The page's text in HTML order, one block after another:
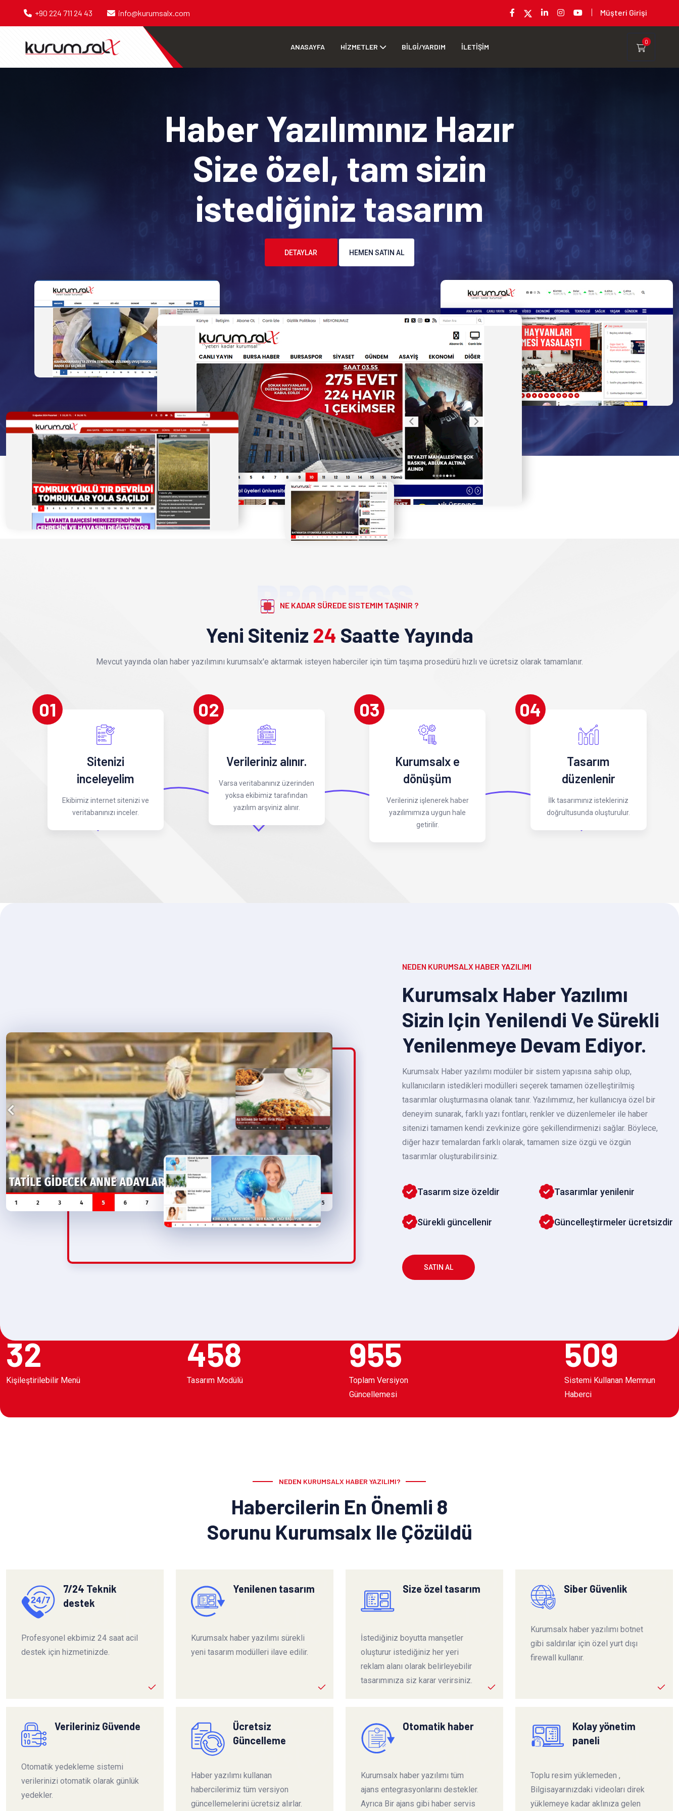
+90 224 711 24 43 info@kurumsalx.com Müşteri Girişi
ANASAYFA HİZMETLER BİLGİ/YARDIM İLETİŞİM
0
Haber Yazılımınız Hazır
Size özel, tam sizin
istediğiniz tasarım
DETAYLAR HEMEN SATIN AL
PROCESS
NE KADAR SÜREDE SISTEMIM TAŞINIR ?
Yeni Siteniz 24 Saatte Yayında
Mevcut yayında olan haber yazılımını kurumsalx'e aktarmak isteyen haberciler için tüm taşıma prosedürü hızlı ve ücretsiz olarak tamamlanır.
01
Sitenizi
inceleyelim
Ekibimiz internet sitenizi ve
veritabanınızı inceler.
02
Verileriniz alınır.
Varsa veritabanınız üzerinden
yoksa ekibimiz tarafından
yazılım arşviniz alınır.
03
Kurumsalx e
dönüşüm
Verileriniz işlenerek haber
yazılımımıza uygun hale
getirilir.
04
Tasarım
düzenlenir
İlk tasarımınız istekleriniz
doğrultusunda oluşturulur.
NEDEN KURUMSALX HABER YAZILIMI
Kurumsalx Haber Yazılımı
Sizin Için Yenilendi Ve Sürekli
Yenilenmeye Devam Ediyor.
Kurumsalx Haber yazılımı modüler bir sistem yapısına sahip olup,
kullanıcıların istedikleri modülleri seçerek tamamen özelleştirilmiş
tasarımlar oluşturmasına olanak tanır. Yazılımımız, her kullanıcıya özel bir
deneyim sunarak, farklı yazı fontları, renkler ve düzenlemeler ile haber
sitenizi tamamen kendi zevkinize göre şekillendirmenizi sağlar. Böylece,
diğer hazır temalardan farklı olarak, tamamen size özgü ve özgün
tasarımlar oluşturabilirsiniz.
Tasarım size özeldir
Sürekli güncellenir
Tasarımlar yenilenir
Güncelleştirmeler ücretsizdir
SATIN AL
32
Kişileştirilebilir Menü
458
Tasarım Modülü
955
Toplam Versiyon
Güncellemesi
509
Sistemi Kullanan Memnun
Haberci
NEDEN KURUMSALX HABER YAZILIMI?
Habercilerin En Önemli 8
Sorunu Kurumsalx Ile Çözüldü
7/24 Teknik
destek
Profesyonel ekbimiz 24 saat acil
destek için hizmetinizde.
Yenilenen tasarım
Kurumsalx haber yazılımı sürekli
yeni tasarım modülleri ilave edilir.
Size özel tasarım
İstediğiniz boyutta manşetler
oluşturur istediğiniz her yeri
reklam alanı olarak belirleyebilir
tasarımınıza siz karar verirsiniz.
Siber Güvenlik
Kurumsalx haber yazılımı botnet
gibi saldırılar için özel yurt dışı
firewall kullanır.
Verileriniz Güvende
Otomatik yedekleme sistemi
verilerinizi otomatik olarak günlük
yedekler.
Ücretsiz
Güncelleme
Haber yazılımı kullanan
habercilerimiz tüm versiyon
güncellemelerini ücretsiz alırlar.
Otomatik haber
Kurumsalx haber yazılımı tüm
ajans entegrasyonlarını destekler.
Ayrıca Bir ajans gibi haber servis
Kolay yönetim
paneli
Toplu resim yüklemeden ,
Bilgisayarınızdaki videoları direk
yüklemeye kadar aklınıza gelen